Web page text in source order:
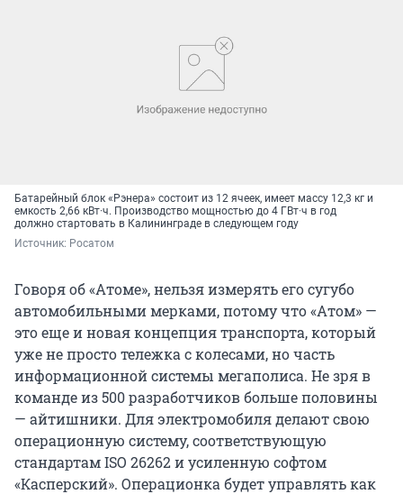
Батарейный блок «Рэнера» состоит из 12 ячеек, имеет массу 12,3 кг и
емкость 2,66 кВт·ч. Производство мощностью до 4 ГВт·ч в год
должно стартовать в Калининграде в следующем году
Источник: Росатом
Говоря об «Атоме», нельзя измерять его сугубо
автомобильными мерками, потому что «Атом» —
это еще и новая концепция транспорта, который
уже не просто тележка с колесами, но часть
информационной системы мегаполиса. Не зря в
команде из 500 разработчиков больше половины
— айтишники. Для электромобиля делают свою
операционную систему, соответствующую
стандартам ISO 26262 и усиленную софтом
«Касперский». Операционка будет управлять как